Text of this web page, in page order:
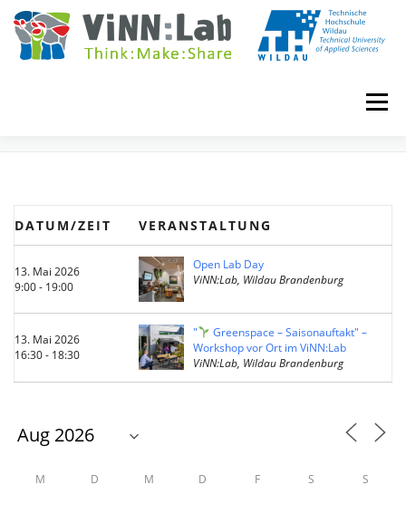
Zum
Inhalt
springen
Menü
IMPRINT
DATUM/ZEIT VERANSTALTUNG
13. Mai 2026
9:00 - 19:00
Open Lab Day
ViNN:Lab, Wildau Brandenburg
13. Mai 2026
16:30 - 18:30
"
Greenspace – Saisonauftakt" –
Workshop vor Ort im ViNN:Lab
ViNN:Lab, Wildau Brandenburg
M D M D F S S